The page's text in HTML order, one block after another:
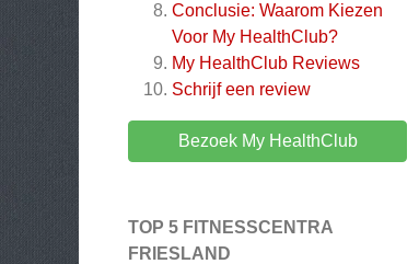
Conclusie: Waarom Kiezen
Voor My HealthClub?
My HealthClub Reviews
Schrijf een review
Bezoek My HealthClub
TOP 5 FITNESSCENTRA
FRIESLAND